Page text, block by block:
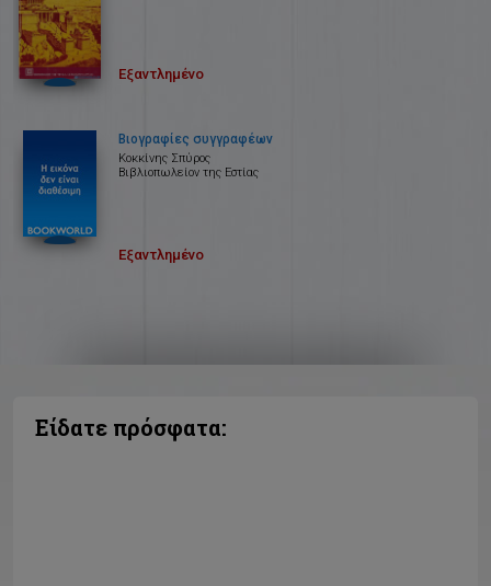
Εξαντλημένο
Βιογραφίες συγγραφέων
Κοκκίνης Σπύρος
Βιβλιοπωλείον της Εστίας
Εξαντλημένο
Είδατε πρόσφατα: